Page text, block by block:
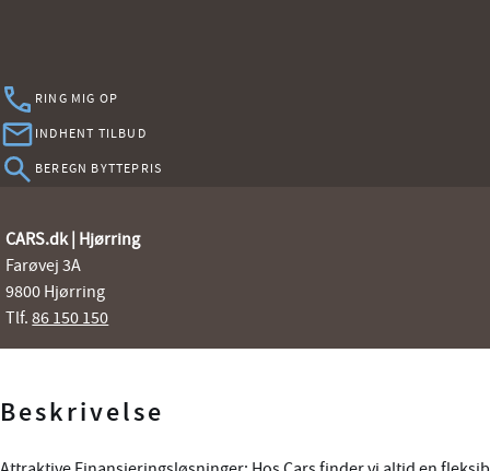
RING MIG OP
INDHENT TILBUD
BEREGN BYTTEPRIS
CARS.dk | Hjørring
Farøvej 3A
9800 Hjørring
Tlf.86 150 150
Beskrivelse